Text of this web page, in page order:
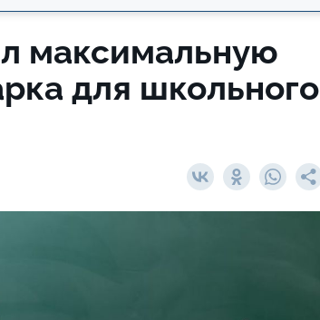
максимальную
для школьного